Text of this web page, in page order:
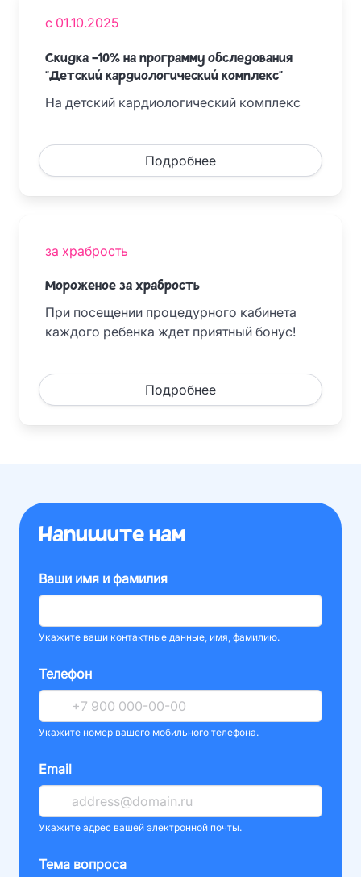
с 01.10.2025
Скидка -10% на программу обследования
"Детский кардиологический комплекс"
На детский кардиологический комплекс
Подробнее
за храбрость
Мороженое за храбрость
При посещении процедурного кабинета
каждого ребенка ждет приятный бонус!
Подробнее
Напишите нам
Ваши имя и фамилия
Укажите ваши контактные данные, имя, фамилию.
Телефон
Укажите номер вашего мобильного телефона.
Email
Укажите адрес вашей электронной почты.
Тема вопроса